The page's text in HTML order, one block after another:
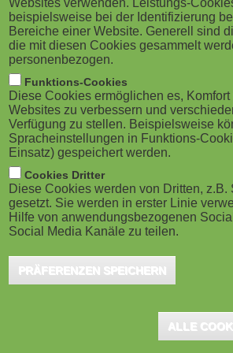
M
o
b
i
l
e
)
g
a
o
n
Bielefeld/Berlin, Oktober
Startup-Gründer:innen
Bildung eines der
Gleichzeitig sagen 91 % der
Digitalisierung unseres
internationalen Vergleich
Foundation und der Startup-Verband
EdTech Startup Monitor erstellt, um
Landschaft in der Bildungsbranche
erfassen. Die Studie analysiert
Unternehmen im Bildungssektor.
Startups identifizieren. Mit 29 % der
Websites verwenden. Leistungs-
beispielsweise bei der Identifizierung
Bereiche einer Website. Generell sind
die mit diesen Cookies gesammelt
personenbezogen.
Funktions-Cookies
Diese Cookies ermöglichen es,
Websites zu verbessern und
Verfügung zu stellen. Beispielsweise
Spracheinstellungen in Funktions-
Einsatz) gespeichert werden.
Cookies Dritter
Diese Cookies werden von Dritten, z.B.
gesetzt. Sie werden in erster Linie
Hilfe von anwendungsbezogenen
Social Media Kanäle zu teilen.
PRÄFERENZEN SPEICHERN
ALLE